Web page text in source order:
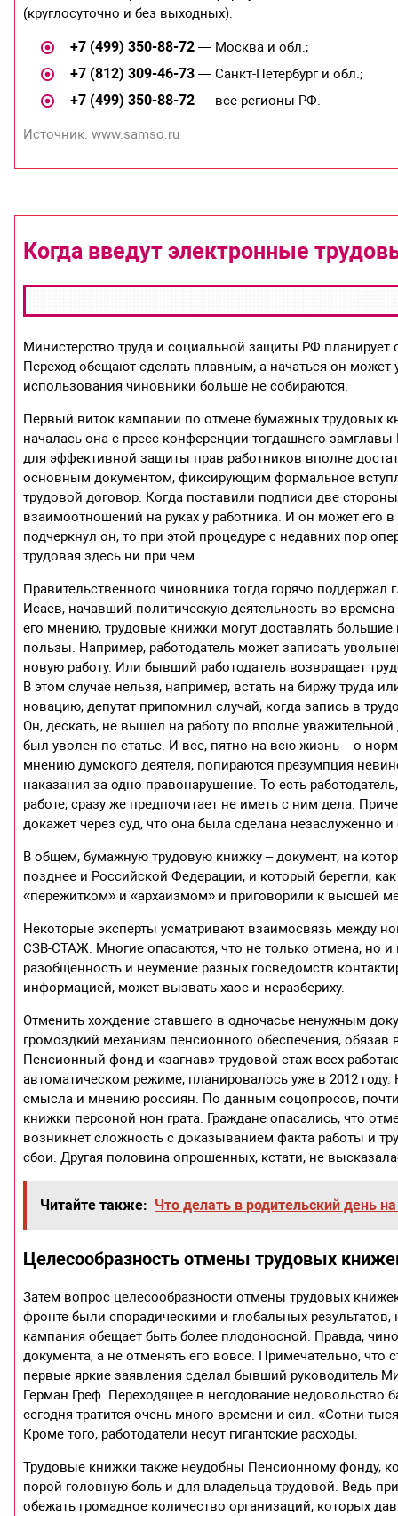
(круглосуточно и без выходных):
+7 (499) 350-88-72— Москва и обл.;
+7 (812) 309-46-73— Санкт-Петербург и обл.;
+7 (499) 350-88-72— все регионы РФ.
Источник: www.samso.ru
Когда введут электронные
Министерство труда и социальной защиты РФ
Переход обещают сделать плавным, а начаться он может
использования чиновники больше не собираются.
Первый виток кампании по отмене бумажных трудовых
началась она с пресс-конференции тогдашнего
для эффективной защиты прав работников вполне
основным документом, фиксирующим формальное
трудовой договор. Когда поставили подписи две
взаимоотношений на руках у работника. И он может его
подчеркнул он, то при этой процедуре с недавних пор
трудовая здесь ни при чем.
Правительственного чиновника тогда горячо
Исаев, начавший политическую деятельность во
его мнению, трудовые книжки могут доставлять
пользы. Например, работодатель может записать
новую работу. Или бывший работодатель возвращает
В этом случае нельзя, например, встать на биржу труда
новацию, депутат припомнил случай, когда запись в
Он, дескать, не вышел на работу по вполне
был уволен по статье. И все, пятно на всю жизнь – о
мнению думского деятеля, попираются презумпция
наказания за одно правонарушение. То есть
работе, сразу же предпочитает не иметь с ним дела.
докажет через суд, что она была сделана незаслуженно и
В общем, бумажную трудовую книжку – документ, на
позднее и Российской Федерации, и который берегли,
«пережитком» и «архаизмом» и приговорили к высшей
Некоторые эксперты усматривают взаимосвязь между
СЗВ-СТАЖ. Многие опасаются, что не только отмена, но
разобщенность и неумение разных госведомств
информацией, может вызвать хаос и неразбериху.
Отменить хождение ставшего в одночасье ненужным
громоздкий механизм пенсионного обеспечения, обязав
Пенсионный фонд и «загнав» трудовой стаж всех
автоматическом режиме, планировалось уже в 2012
смысла и мнению россиян. По данным соцопросов,
книжки персоной нон грата. Граждане опасались, что
возникнет сложность с доказыванием факта работы и
сбои. Другая половина опрошенных, кстати, не
Читайте также: Что делать в родительский день
Целесообразность отмены трудовых
Затем вопрос целесообразности отмены трудовых
фронте были спорадическими и глобальных
кампания обещает быть более плодоносной. Правда,
документа, а не отменять его вовсе. Примечательно,
первые яркие заявления сделал бывший руководитель
Герман Греф. Переходящее в негодование
сегодня тратится очень много времени и сил. «Сотни
Кроме того, работодатели несут гигантские расходы.
Трудовые книжки также неудобны Пенсионному фонду,
порой головную боль и для владельца трудовой. Ведь
обежать громадное количество организаций, которых